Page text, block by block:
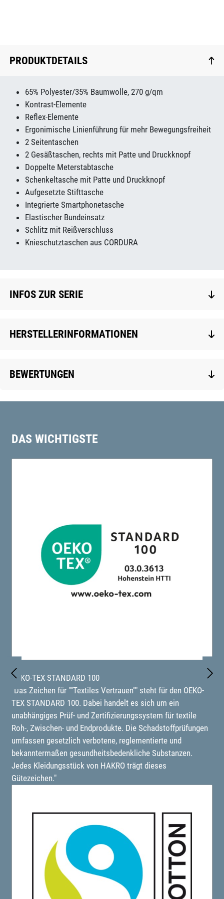
PRODUKTDETAILS
65% Polyester/35% Baumwolle, 270 g/qm
Kontrast-Elemente
Reflex-Elemente
Ergonimische Linienführung für mehr Bewegungsfreiheit
2 Seitentaschen
2 Gesäßtaschen, rechts mit Patte und Druckknopf
Doppelte Meterstabtasche
Schenkeltasche mit Patte und Druckknopf
Aufgesetzte Stifttasche
Integrierte Smartphonetasche
Elastischer Bundeinsatz
Schlitz mit Reißverschluss
Knieschutztaschen aus CORDURA
INFOS ZUR SERIE
HERSTELLERINFORMATIONEN
BEWERTUNGEN
DAS WICHTIGSTE
OEKO-TEX STANDARD 100
"Das Zeichen für ""Textiles Vertrauen"" steht für den OEKO-
TEX STANDARD 100. Dabei handelt es sich um ein
unabhängiges Prüf- und Zertifizierungssystem für textile
Roh-, Zwischen- und Endprodukte. Die Schadstoffprüfungen
umfassen gesetzlich verbotene, reglementierte und
bekanntermaßen gesundheitsbedenkliche Substanzen.
Jedes Kleidungsstück von HAKRO trägt dieses
Gütezeichen."